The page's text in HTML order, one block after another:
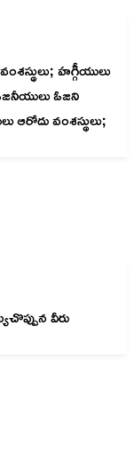
హగ్గీయులు
ఓజని
ఆరోదు వంశస్థులు;
వీరు